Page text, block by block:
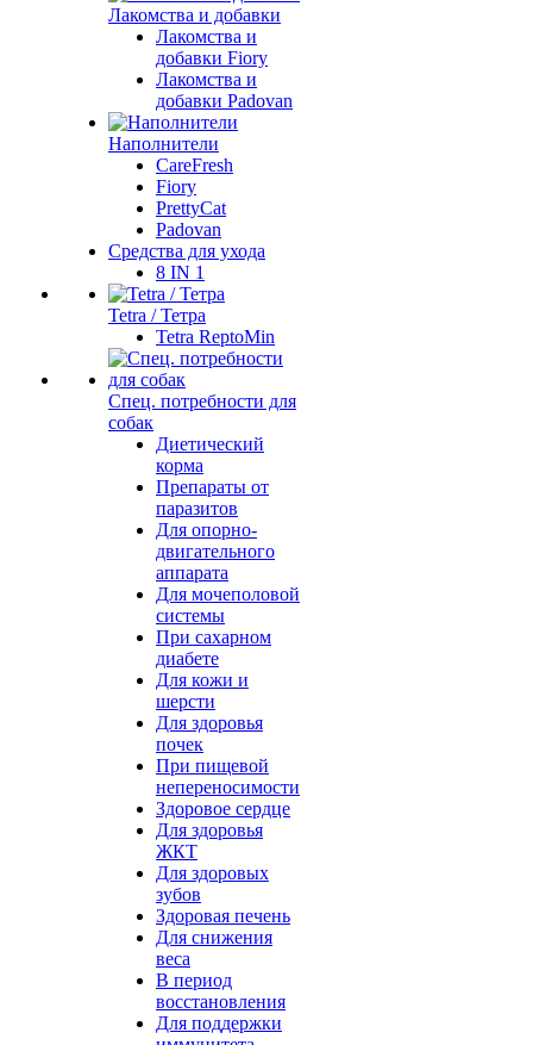
Лакомства и добавки
Лакомства и
добавки Fiory
Лакомства и
добавки Padovan
Наполнители
CareFresh
Fiory
PrettyCat
Padovan
Средства для ухода
8 IN 1
Tetra / Тетра
Tetra ReptoMin
Спец. потребности для
собак
Диетический
корма
Препараты от
паразитов
Для опорно-
двигательного
аппарата
Для мочеполовой
системы
При сахарном
диабете
Для кожи и
шерсти
Для здоровья
почек
При пищевой
непереносимости
Здоровое сердце
Для здоровья
ЖКТ
Для здоровых
зубов
Здоровая печень
Для снижения
веса
В период
восстановления
Для поддержки